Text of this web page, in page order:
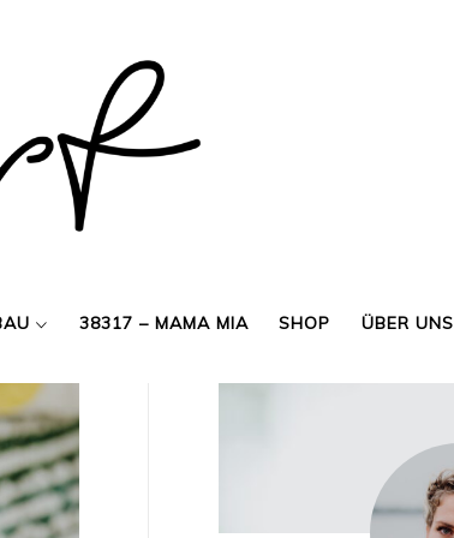
38317 – MAMA MIA SHOP ÜBER UNS